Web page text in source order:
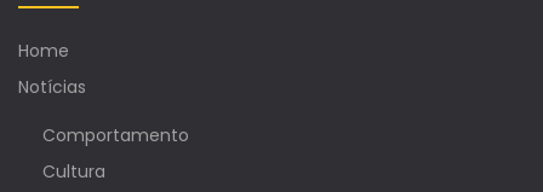
Home
Notícias
Comportamento
Cultura